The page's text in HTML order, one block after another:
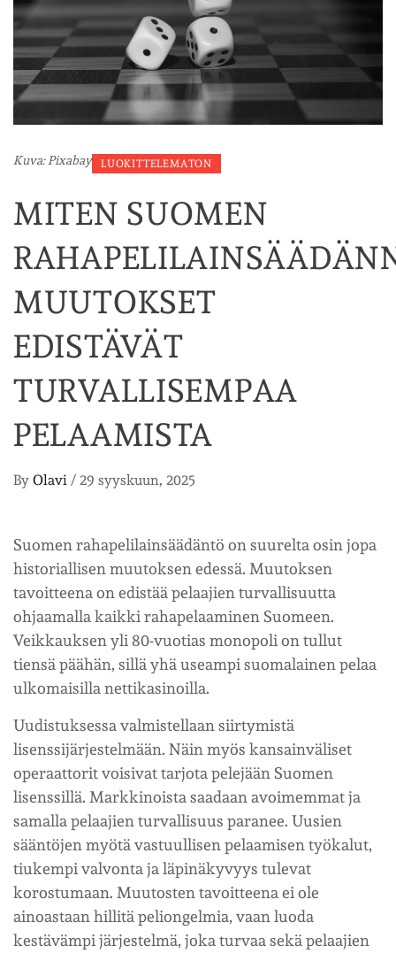
Kuva: Pixabay LUOKITTELEMATON
MITEN SUOMEN
MUUTOKSET
EDISTÄVÄT
TURVALLISEMPAA
PELAAMISTA
By Olavi / 29 syyskuun, 2025
Suomen rahapelilainsäädäntö on suurelta osin jopa
historiallisen muutoksen edessä. Muutoksen
tavoitteena on edistää pelaajien turvallisuutta
ohjaamalla kaikki rahapelaaminen Suomeen.
Veikkauksen yli 80-vuotias monopoli on tullut
tiensä päähän, sillä yhä useampi suomalainen pelaa
ulkomaisilla nettikasinoilla.
Uudistuksessa valmistellaan siirtymistä
lisenssijärjestelmään. Näin myös kansainväliset
operaattorit voisivat tarjota pelejään Suomen
lisenssillä. Markkinoista saadaan avoimemmat ja
samalla pelaajien turvallisuus paranee. Uusien
sääntöjen myötä vastuullisen pelaamisen työkalut,
tiukempi valvonta ja läpinäkyvyys tulevat
korostumaan. Muutosten tavoitteena ei ole
ainoastaan hillitä peliongelmia, vaan luoda
kestävämpi järjestelmä, joka turvaa sekä pelaajien